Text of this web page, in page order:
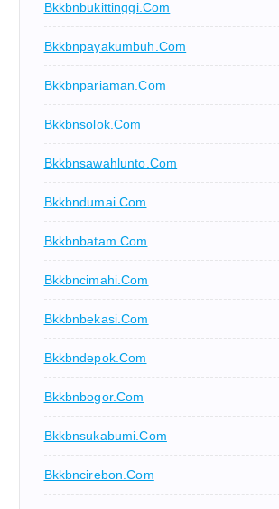
Bkkbnbukittinggi.com
Bkkbnpayakumbuh.com
Bkkbnpariaman.com
Bkkbnsolok.com
Bkkbnsawahlunto.com
Bkkbndumai.com
Bkkbnbatam.com
Bkkbncimahi.com
Bkkbnbekasi.com
Bkkbndepok.com
Bkkbnbogor.com
Bkkbnsukabumi.com
Bkkbncirebon.com